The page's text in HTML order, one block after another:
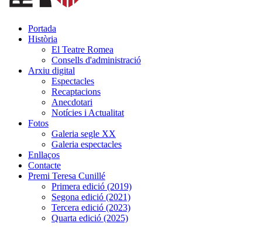
Portada
Història
El Teatre Romea
Consells d'administració
Arxiu digital
Espectacles
Recaptacions
Anecdotari
Notícies i Actualitat
Fotos
Galeria segle XX
Galeria espectacles
Enllaços
Contacte
Premi Teresa Cunillé
Primera edició (2019)
Segona edició (2021)
Tercera edició (2023)
Quarta edició (2025)